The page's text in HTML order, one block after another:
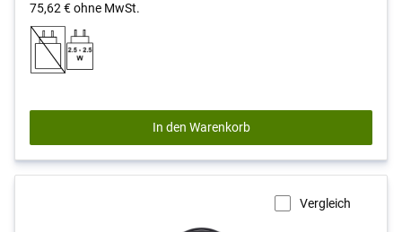
75,62 €ohne MwSt.
In den Warenkorb
Vergleich